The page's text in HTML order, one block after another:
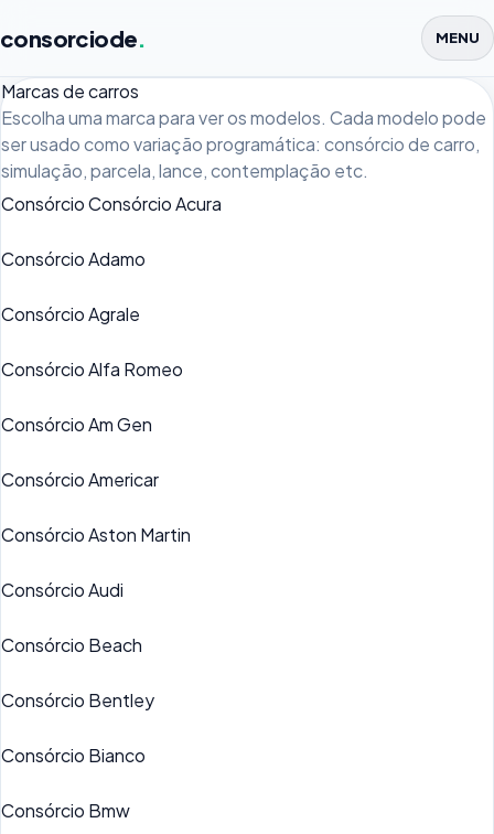
consorciode. MENU
Marcas de carros
Escolha uma marca para ver os modelos. Cada modelo pode
ser usado como variação programática: consórcio de carro,
simulação, parcela, lance, contemplação etc.
Consórcio Consórcio Acura
Consórcio Adamo
Consórcio Agrale
Consórcio Alfa Romeo
Consórcio Am Gen
Consórcio Americar
Consórcio Aston Martin
Consórcio Audi
Consórcio Beach
Consórcio Bentley
Consórcio Bianco
Consórcio Bmw